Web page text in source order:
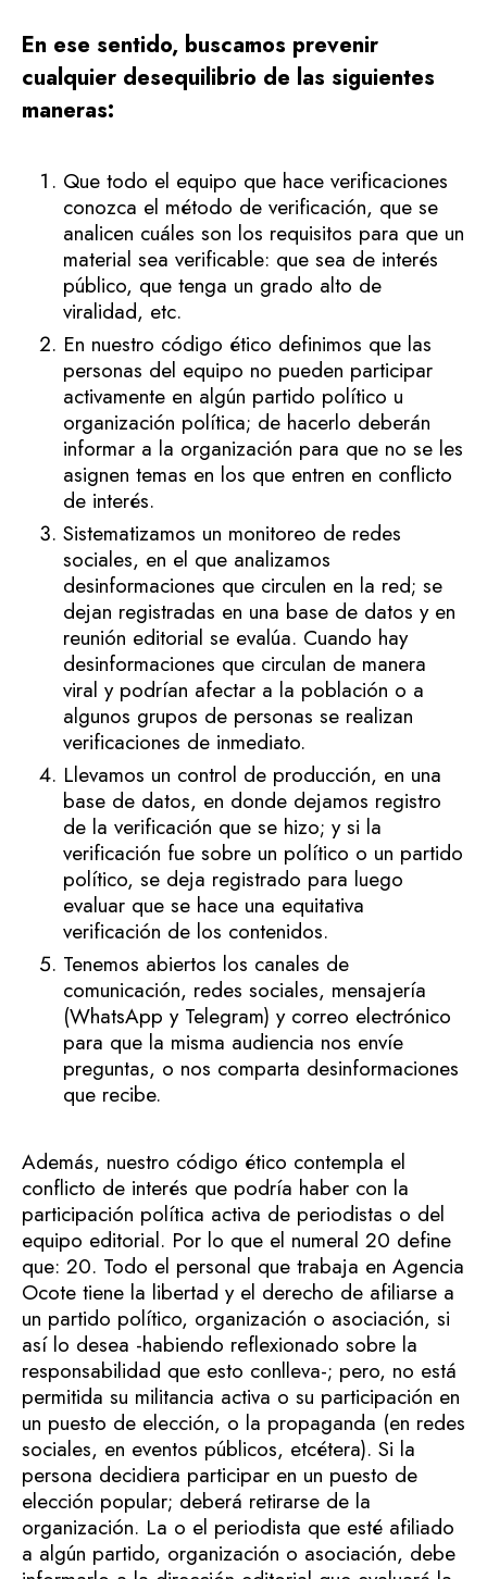
En ese sentido, buscamos prevenir
cualquier desequilibrio de las siguientes
maneras:
Que todo el equipo que hace verificaciones
conozca el método de verificación, que se
analicen cuáles son los requisitos para que un
material sea verificable: que sea de interés
público, que tenga un grado alto de
viralidad, etc.
En nuestro código ético definimos que las
personas del equipo no pueden participar
activamente en algún partido político u
organización política; de hacerlo deberán
informar a la organización para que no se les
asignen temas en los que entren en conflicto
de interés.
Sistematizamos un monitoreo de redes
sociales, en el que analizamos
desinformaciones que circulen en la red; se
dejan registradas en una base de datos y en
reunión editorial se evalúa. Cuando hay
desinformaciones que circulan de manera
viral y podrían afectar a la población o a
algunos grupos de personas se realizan
verificaciones de inmediato.
Llevamos un control de producción, en una
base de datos, en donde dejamos registro
de la verificación que se hizo; y si la
verificación fue sobre un político o un partido
político, se deja registrado para luego
evaluar que se hace una equitativa
verificación de los contenidos.
Tenemos abiertos los canales de
comunicación, redes sociales, mensajería
(WhatsApp y Telegram) y correo electrónico
para que la misma audiencia nos envíe
preguntas, o nos comparta desinformaciones
que recibe.
Además, nuestro código ético contempla el
conflicto de interés que podría haber con la
participación política activa de periodistas o del
equipo editorial. Por lo que el numeral 20 define
que: 20. Todo el personal que trabaja en Agencia
Ocote tiene la libertad y el derecho de afiliarse a
un partido político, organización o asociación, si
así lo desea -habiendo reflexionado sobre la
responsabilidad que esto conlleva-; pero, no está
permitida su militancia activa o su participación en
un puesto de elección, o la propaganda (en redes
sociales, en eventos públicos, etcétera). Si la
persona decidiera participar en un puesto de
elección popular; deberá retirarse de la
organización. La o el periodista que esté afiliado
a algún partido, organización o asociación, debe